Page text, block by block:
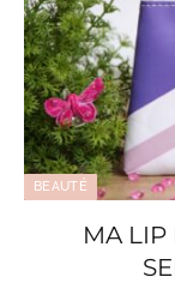
BEAUTÉ
MA LIP